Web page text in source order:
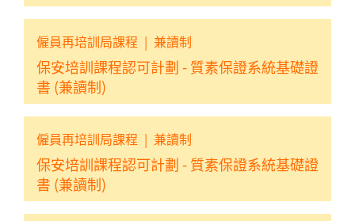
僱員再培訓局課程 | 兼讀制
保安培訓課程認可計劃 - 質素保證系統基礎證
書 (兼讀制)
僱員再培訓局課程 | 兼讀制
保安培訓課程認可計劃 - 質素保證系統基礎證
書 (兼讀制)